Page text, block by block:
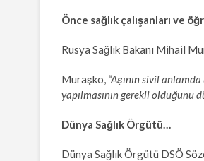
Önce sağlık çalışanları ve
Rusya Sağlık Bakanı Mihail
Muraşko, “Aşının sivil
yapılmasının gerekli olduğunu
Dünya Sağlık Örgütü…
Dünya Sağlık Örgütü DSÖ